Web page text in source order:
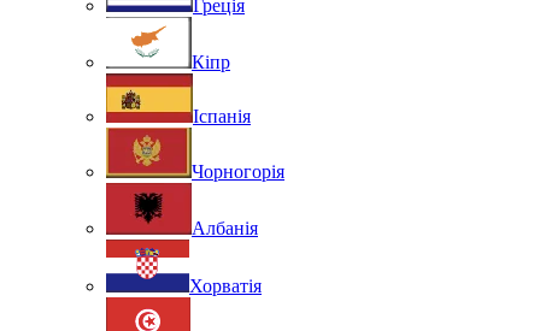
Греція
Кіпр
Іспанія
Чорногорія
Албанія
Хорватія